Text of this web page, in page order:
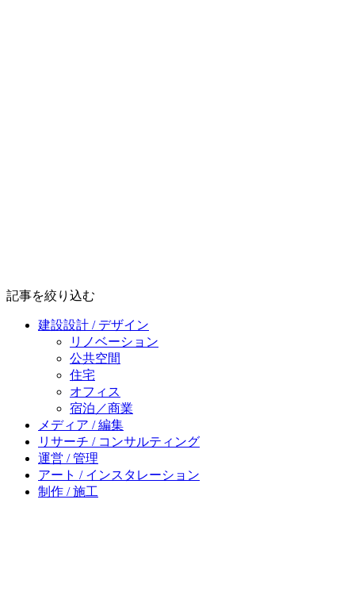
記事を絞り込む
建設設計 / デザイン
リノベーション
公共空間
住宅
オフィス
宿泊／商業
メディア / 編集
リサーチ / コンサルティング
運営 / 管理
アート / インスタレーション
制作 / 施工